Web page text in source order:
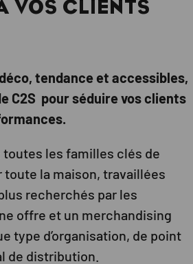
VOS CLIENTS
tendance et accessibles,
C2S pour séduire vos clients
toutes les familles clés de
la maison, travaillées
recherchés par les
offre et un merchandising
type d’organisation, de point
de distribution.